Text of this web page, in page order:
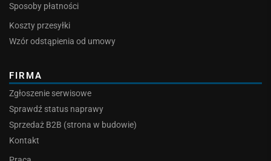
Sposoby płatności
Koszty przesyłki
Wzór odstąpienia od umowy
FIRMA
Zgłoszenie serwisowe
Sprawdź status naprawy
Sprzedaż B2B (strona w budowie)
Kontakt